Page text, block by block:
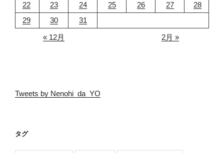
22
23 24 25 26 27
28
29
30
31
« 12月
2月 »
Tweets by Nenohi_da_YO
タグ